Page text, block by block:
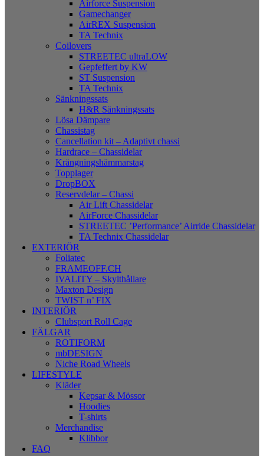
Airforce Suspension
Gamechanger
AirREX Suspension
TA Technix
Coilovers
STREETEC ultraLOW
Gepfeffert by KW
ST Suspension
TA Technix
Sänkningssats
H&R Sänkningssats
Lösa Dämpare
Chassistag
Cancellation kit – Adaptivt chassi
Hardrace – Chassidelar
Krängningshämmarstag
Topplager
DropBOX
Reservdelar – Chassi
Air Lift Chassidelar
AirForce Chassidelar
STREETEC ’Performance’ Airride Chassidelar
TA Technix Chassidelar
EXTERIÖR
Foliatec
FRAMEOFF.CH
IVALITY – Skylthållare
Maxton Design
TWIST n’ FIX
INTERIÖR
Clubsport Roll Cage
FÄLGAR
ROTIFORM
mbDESIGN
Niche Road Wheels
LIFESTYLE
Kläder
Kepsar & Mössor
Hoodies
T-shirts
Merchandise
Klibbor
FAQ